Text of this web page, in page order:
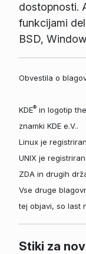
dostopnosti.
funkcijami
BSD,
Obvestila o
KDE®in logotip
znamki KDE e.V..
Linux je
UNIX je
ZDA in drugih
Vse druge
tej objavi, so last
Stiki za